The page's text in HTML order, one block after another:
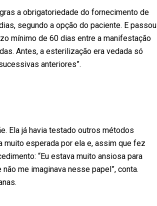
a obrigatoriedade do fornecimento de
segundo a opção do paciente. E passou
mínimo de 60 dias entre a manifestação
Antes, a esterilização era vedada só
anteriores”.
Ela já havia testado outros métodos
muito esperada por ela e, assim que fez
“Eu estava muito ansiosa para
me imaginava nesse papel”, conta.